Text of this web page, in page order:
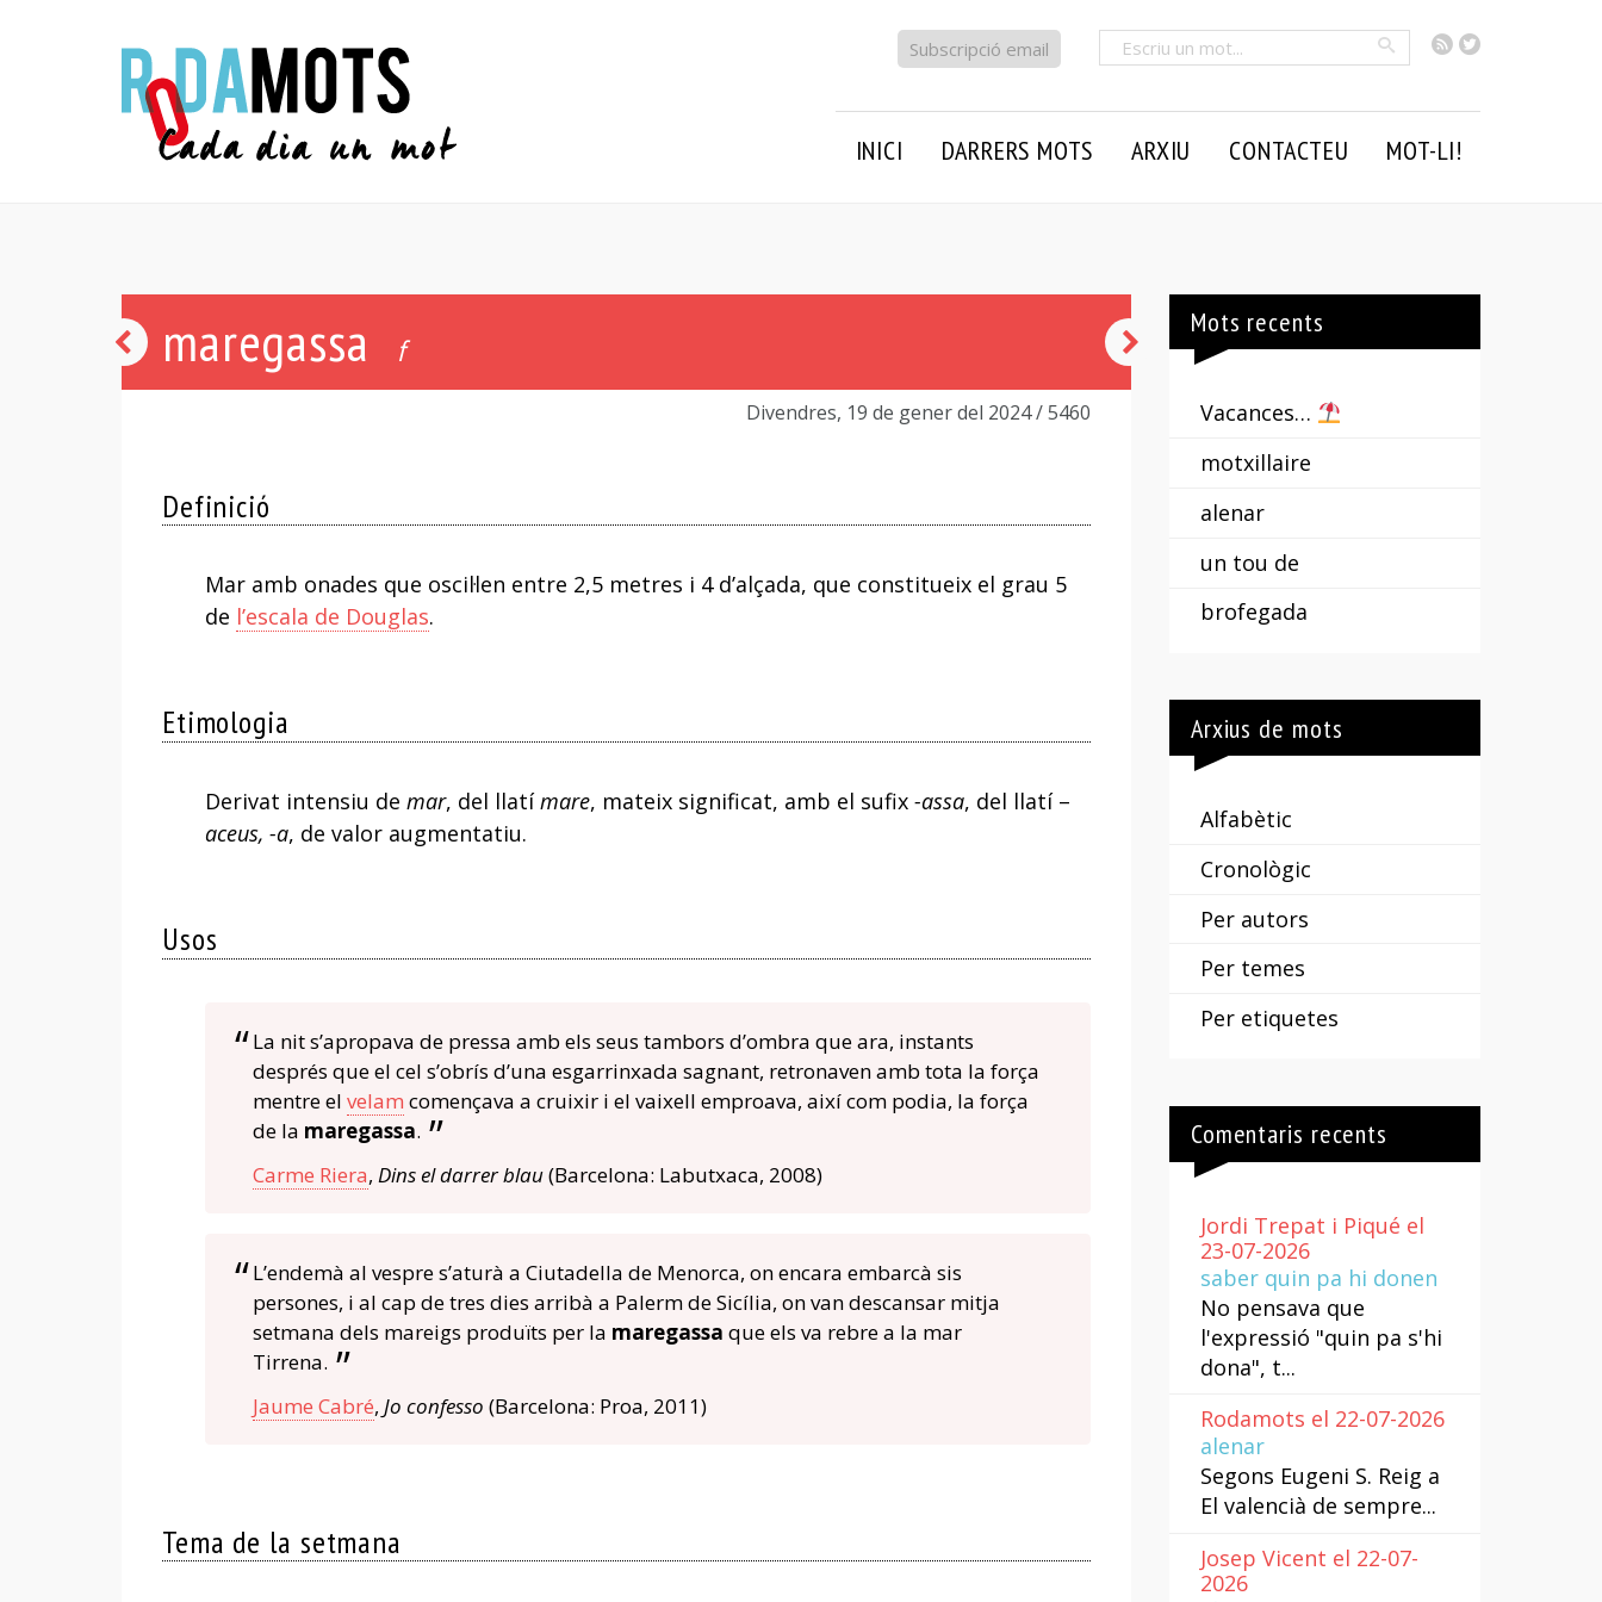
RSSTwitter
Cercar
Subscripció email
INICI DARRERS MOTS ARXIU CONTACTEU MOT-LI!
maregassa f
Divendres, 19 de gener del 2024/ 5460
Definició
Mar amb onades que oscil·len entre 2,5 metres i 4 d’alçada, que constitueix el grau 5
de l’escala de Douglas.
Etimologia
Derivat intensiu de mar, del llatímare, mateix significat, amb el sufix -assa, del llatí –
aceus, -a, de valor augmentatiu.
Usos
La nit s’apropava de pressa amb els seus tambors d’ombra que ara, instants
després que el cel s’obrís d’una esgarrinxada sagnant, retronaven amb tota la força
mentre el velam començava a cruixir i el vaixell emproava, així com podia, la força
de la maregassa.
Carme Riera, Dins el darrer blau(Barcelona: Labutxaca, 2008)
L’endemà al vespre s’aturà a Ciutadella de Menorca, on encara embarcà sis
persones, i al cap de tres dies arribà a Palerm de Sicília, on van descansar mitja
setmana dels mareigs produïts per la maregassa que els va rebre a la mar
Tirrena.
Jaume Cabré, Jo confesso (Barcelona: Proa, 2011)
Tema de la setmana
bou barcassa
Mots recents
Vacances…
motxillaire
alenar
un tou de
brofegada
Arxius de mots
Alfabètic
Cronològic
Per autors
Per temes
Per etiquetes
Comentaris recents
Jordi Trepat i Piqué el
23-07-2026
saber quin pa hi donen
No pensava que
l'expressió "quin pa s'hi
dona", t...
Rodamots el 22-07-2026
alenar
Segons Eugeni S. Reig a
El valencià de sempre...
Josep Vicent el 22-07-
2026